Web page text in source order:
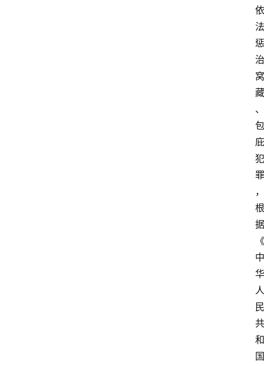
依
法
惩
治
窝
藏
、
包
庇
犯
罪
，
根
据
《
中
华
人
民
共
和
国